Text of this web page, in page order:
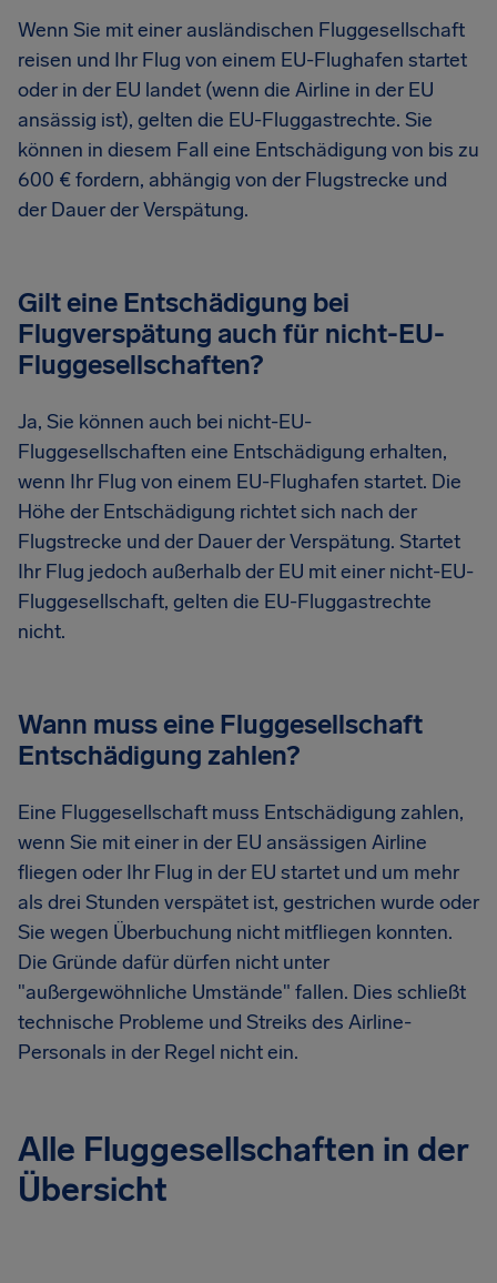
Wenn Sie mit einer ausländischen Fluggesellschaft
reisen und Ihr Flug von einem EU-Flughafen startet
oder in der EU landet (wenn die Airline in der EU
ansässig ist), gelten die EU-Fluggastrechte. Sie
können in diesem Fall eine Entschädigung von bis zu
600 € fordern, abhängig von der Flugstrecke und
der Dauer der Verspätung.
Gilt eine Entschädigung bei
Flugverspätung auch für nicht-EU-
Fluggesellschaften?
Ja, Sie können auch bei nicht-EU-
Fluggesellschaften eine Entschädigung erhalten,
wenn Ihr Flug von einem EU-Flughafen startet. Die
Höhe der Entschädigung richtet sich nach der
Flugstrecke und der Dauer der Verspätung. Startet
Ihr Flug jedoch außerhalb der EU mit einer nicht-EU-
Fluggesellschaft, gelten die EU-Fluggastrechte
nicht.
Wann muss eine Fluggesellschaft
Entschädigung zahlen?
Eine Fluggesellschaft muss Entschädigung zahlen,
wenn Sie mit einer in der EU ansässigen Airline
fliegen oder Ihr Flug in der EU startet und um mehr
als drei Stunden verspätet ist, gestrichen wurde oder
Sie wegen Überbuchung nicht mitfliegen konnten.
Die Gründe dafür dürfen nicht unter
"außergewöhnliche Umstände" fallen. Dies schließt
technische Probleme und Streiks des Airline-
Personals in der Regel nicht ein.
Alle Fluggesellschaften in der
Übersicht